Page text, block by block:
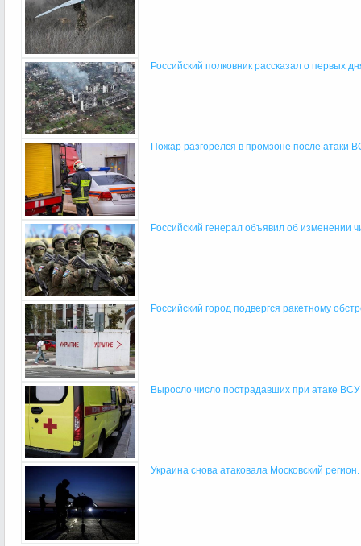
Российский полковник рассказал о первых
Пожар разгорелся в промзоне после атаки
Российский генерал объявил об изменении
Российский город подвергся ракетному
Выросло число пострадавших при атаке
Украина снова атаковала Московский